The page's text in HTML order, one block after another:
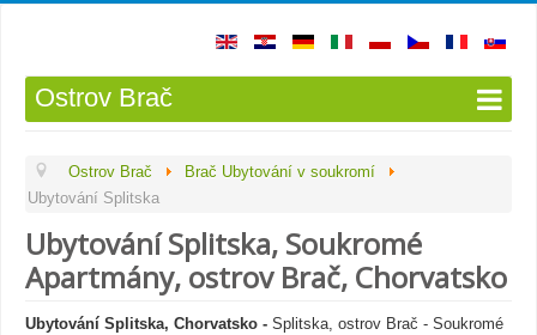
Ostrov Brač
Ostrov Brač
Brač Ubytování v soukromí
Ubytování Splitska
Ubytování Splitska, Soukromé
Apartmány, ostrov Brač, Chorvatsko
Ubytování Splitska, Chorvatsko - Splitska, ostrov Brač - Soukromé